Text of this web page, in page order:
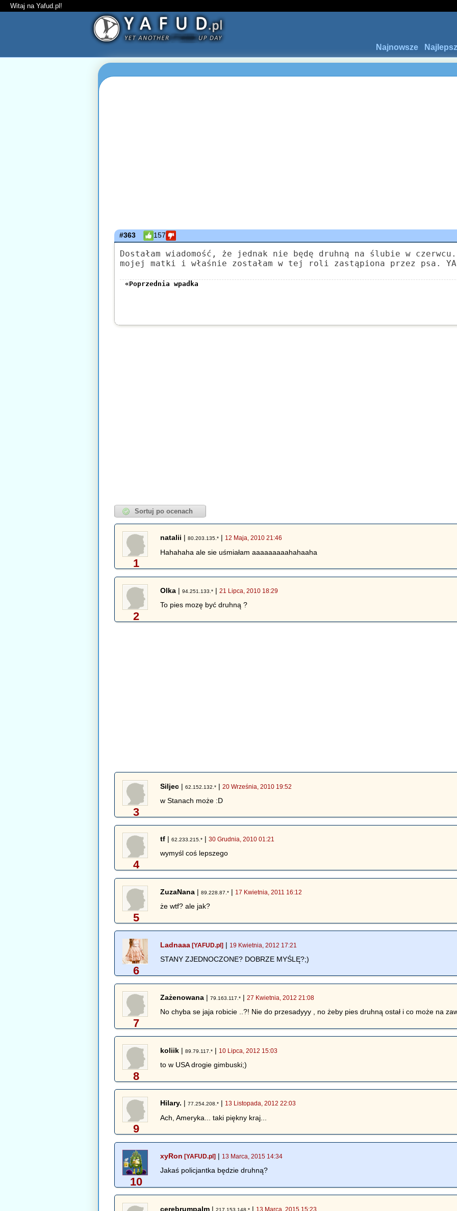
Witaj na Yafud.pl!
Najnowsze
#363 157
Dostałam wiadomość, że jednak nie będę druhną na ślubie w
mojej matki i właśnie zostałam w tej roli zastąpiona przez psa.
«Poprzednia wpadka
1
natalii |80.203.135.* | 12 Maja, 2010 21:46
Hahahaha ale sie uśmiałam aaaaaaaaahahaaha
2
Olka |94.251.133.* |21 Lipca, 2010 18:29
To pies mozę być druhną ?
3
Siljec |62.152.132.* |20 Września, 2010 19:52
w Stanach może :D
4
tf |62.233.215.* |30 Grudnia, 2010 01:21
wymyśl coś lepszego
5
ZuzaNana |89.228.87.* | 17 Kwietnia, 2011 16:12
że wtf? ale jak?
6
Ladnaaa [YAFUD.pl] | 19 Kwietnia, 2012 17:21
STANY ZJEDNOCZONE? DOBRZE MYŚLĘ?;)
7
Zażenowana |79.163.117.* |27 Kwietnia, 2012 21:08
No chyba se jaja robicie ..?! Nie do przesadyyy , no żeby pies druhną ostał i co może na
8
koliik |89.79.117.* | 10 Lipca, 2012 15:03
to w USA drogie gimbuski;)
9
Hilary. |77.254.208.* | 13 Listopada, 2012 22:03
Ach, Ameryka... taki piękny kraj...
10
xyRon [YAFUD.pl] | 13 Marca, 2015 14:34
Jakaś policjantka będzie druhną?
cerebrumpalm |217.153.148.* | 13 Marca, 2015 15:23